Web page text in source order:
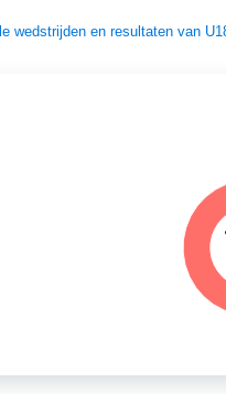
wedstrijden en resultaten van